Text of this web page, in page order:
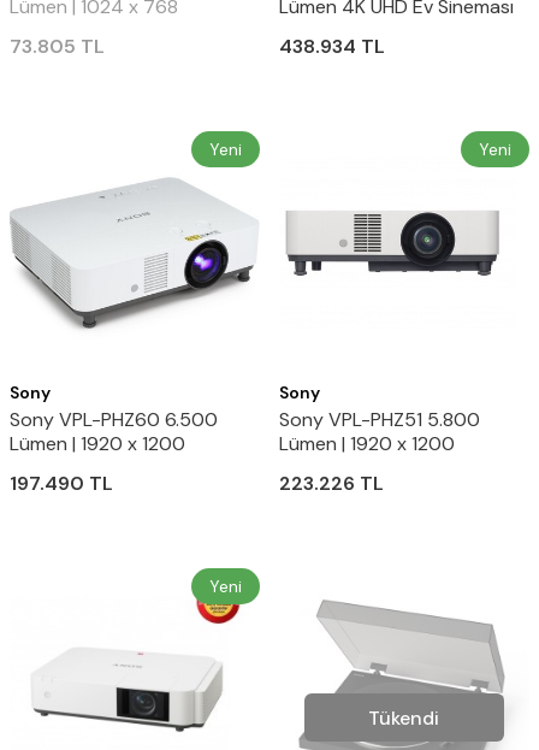
Lümen | 1024 x 768
Lamba Ömrü
73.805 TL
Lümen 4K UHD Ev Sineması
438.934 TL
Yeni
Sony
Sony VPL-PHZ60 6.500
Lümen | 1920 x 1200
4K/30p desteği | Lazer
197.490 TL
Yeni
Sony
Sony VPL-PHZ51 5.800
Lümen | 1920 x 1200
desteği | Lazer teknolojisi
223.226 TL
Yeni
Tükendi